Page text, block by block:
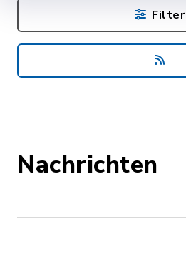
Nachrichten
Filter